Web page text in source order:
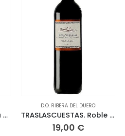
MALLEOLUS 2022 Ribera del Duero
D.O. RIBERA DEL DUERO
TRASLASCUESTAS. Roble 2023 Ribera del Duero Magnum 1,5 L
19,00 €